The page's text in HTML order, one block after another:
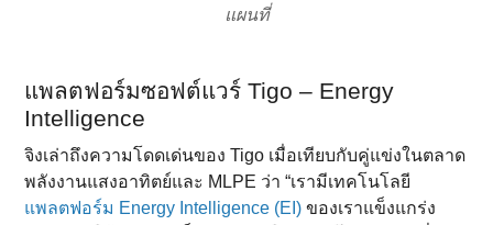
แผนที่
แพลตฟอร์มซอฟต์แวร์ Tigo – Energy
Intelligence
จิงเล่าถึงความโดดเด่นของ Tigo เมื่อเทียบกับคู่แข่งในตลาด
พลังงานแสงอาทิตย์และ MLPE ว่า “เรามีเทคโนโลยี
แพลตฟอร์ม Energy Intelligence (EI) ของเราแข็งแกร่ง